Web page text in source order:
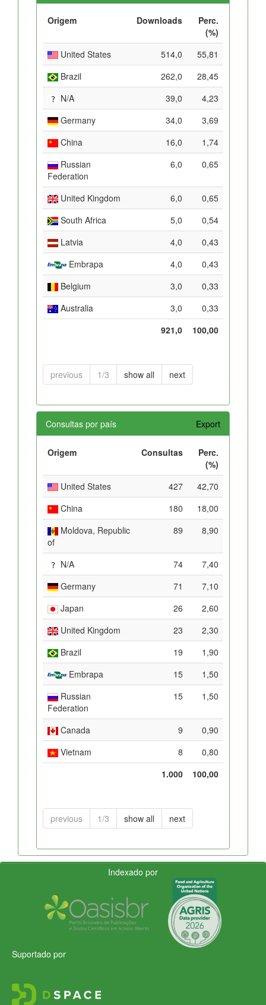
Origem Downloads
Perc.
(%)
United States
514,0
55,81
Brazil
262,0
28,45
N/A
39,0
4,23
Germany
34,0
3,69
China
16,0
1,74
Russian
Federation
6,0 0,65
United Kingdom 6,0
0,65
South Africa
5,0
0,54
Latvia
4,0
0,43
Embrapa
4,0
0,43
Belgium
3,0
0,33
Australia
3,0
0,33
921,0
100,00
previous 1/3 show all next
Consultas por país Export
Origem Consultas
Perc.
(%)
United States
427
42,70
China
180
18,00
Moldova, Republic
of
89 8,90
N/A 74
7,40
Germany
71
7,10
Japan
26
2,60
United Kingdom
23
2,30
Brazil
19
1,90
Embrapa
15
1,50
Russian
Federation
15 1,50
Canada 9
0,90
Vietnam
8
0,80
1.000
100,00
previous 1/3 show all next
Indexado por
Suportado por